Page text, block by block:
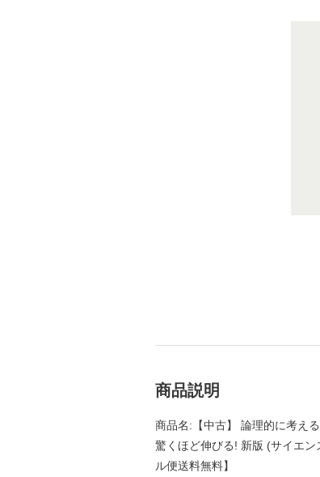
商品説明
商品名:【中古】 論理的に考え
驚くほど伸びる! 新版 (サイエ
ル便送料無料】